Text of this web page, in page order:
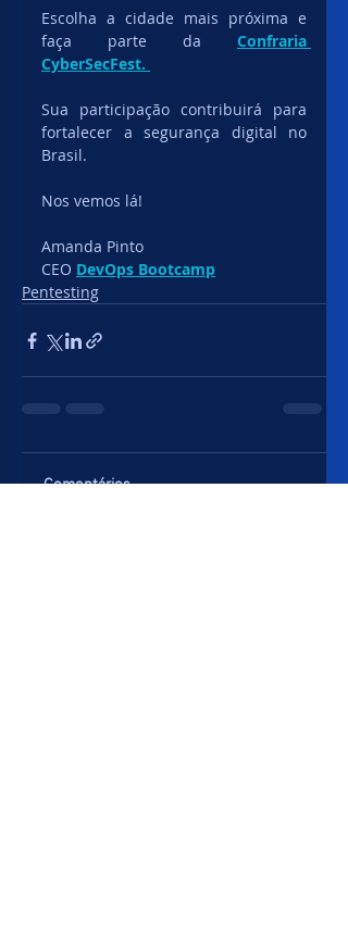
Escolha a cidade mais próxima e
faça parte da Confraria
CyberSecFest.
Sua participação contribuirá para
fortalecer a segurança digital no
Brasil.
Nos vemos lá!
Amanda Pinto
CEO DevOps Bootcamp
Pentesting
Comentários